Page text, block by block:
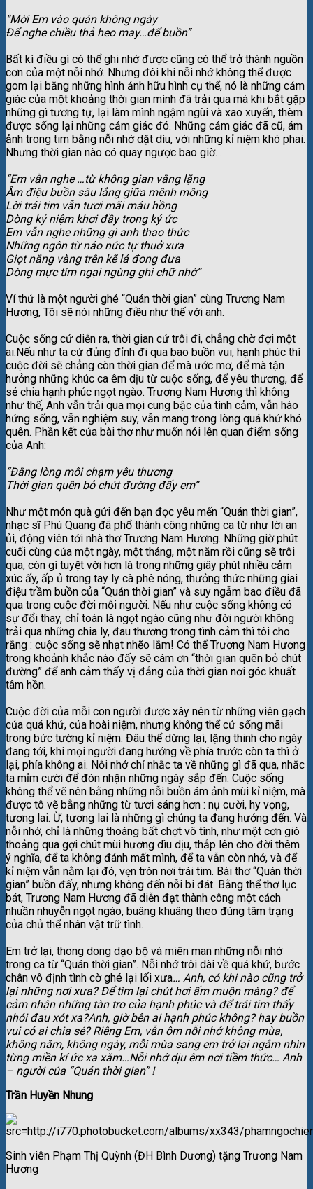
“Mời Em vào quán không ngày
Để nghe chiều thả heo may…để buồn”
Bất kì điều gì có thể ghi nhớ được cũng có thể trở thành nguồn
cơn của một nỗi nhớ. Nhưng đôi khi nỗi nhớ không thể được
gom lại bằng những hình ảnh hữu hình cụ thể, nó là những cảm
giác của một khoảng thời gian mình đã trải qua mà khi bắt gặp
những gì tương tự, lại làm mình ngậm ngùi và xao xuyến, thèm
được sống lại những cảm giác đó. Những cảm giác đã cũ, ám
ảnh trong tim bằng nỗi nhớ dặt dìu, với những kỉ niệm khó phai.
Nhưng thời gian nào có quay ngược bao giờ…
“Em vẫn nghe …từ không gian vắng lặng
Âm điệu buồn sâu lắng giữa mênh mông
Lời trái tim vẫn tươi mãi máu hồng
Dòng kỷ niệm khơi đầy trong ký ức
Em vẫn nghe những gì anh thao thức
Những ngôn từ náo nức tự thuở xưa
Giọt nắng vàng trên kẽ lá đong đưa
Dòng mực tím ngại ngùng ghi chữ nhớ”
Ví thử là một người ghé “Quán thời gian” cùng Trương Nam
Hương, Tôi sẽ nói những điều như thế với anh.
Cuộc sống cứ diễn ra, thời gian cứ trôi đi, chẳng chờ đợi một
ai.Nếu như ta cứ đủng đỉnh đi qua bao buồn vui, hạnh phúc thì
cuộc đời sẽ chẳng còn thời gian để mà ước mơ, để mà tận
hưởng những khúc ca êm dịu từ cuộc sống, để yêu thương, để
sẻ chia hạnh phúc ngọt ngào. Trương Nam Hương thì không
như thế, Anh vẫn trải qua mọi cung bậc của tình cảm, vẫn hào
hứng sống, vẫn nghiệm suy, vẫn mang trong lòng quá khứ khó
quên. Phần kết của bài thơ như muốn nói lên quan điểm sống
của Anh:
“Đắng lòng môi chạm yêu thương
Thời gian quên bỏ chút đường đấy em”
Như một món quà gửi đến bạn đọc yêu mến “Quán thời gian”,
nhạc sĩ Phú Quang đã phổ thành công những ca từ như lời an
ủi, động viên tới nhà thơ Trương Nam Hương. Những giờ phút
cuối cùng của một ngày, một tháng, một năm rồi cũng sẽ trôi
qua, còn gì tuyệt vời hơn là trong những giây phút nhiều cảm
xúc ấy, ấp ủ trong tay ly cà phê nóng, thưởng thức những giai
điệu trầm buồn của “Quán thời gian” và suy ngẫm bao điều đã
qua trong cuộc đời mỗi người. Nếu như cuộc sống không có
sự đổi thay, chỉ toàn là ngọt ngào cũng như đời người không
trải qua những chia ly, đau thương trong tình cảm thì tôi cho
rằng : cuộc sống sẽ nhạt nhẽo lắm! Có thể Trương Nam Hương
trong khoảnh khắc nào đấy sẽ cám ơn “thời gian quên bỏ chút
đường” để anh cảm thấy vị đắng của thời gian nơi góc khuất
tâm hồn.
Cuộc đời của mỗi con người được xây nên từ những viên gạch
của quá khứ, của hoài niệm, nhưng không thể cứ sống mãi
trong bức tường kỉ niệm. Đâu thể dừng lại, lặng thinh cho ngày
đang tới, khi mọi người đang hướng về phía trước còn ta thì ở
lại, phía không ai. Nỗi nhớ chỉ nhắc ta về những gì đã qua, nhắc
ta mỉm cười để đón nhận những ngày sắp đến. Cuộc sống
không thể vẽ nên bằng những nỗi buồn ám ảnh mùi kỉ niệm, mà
được tô vẽ bằng những từ tươi sáng hơn : nụ cười, hy vọng,
tương lai. Ừ, tương lai là những gì chúng ta đang hướng đến. Và
nỗi nhớ, chỉ là những thoáng bất chợt vô tình, như một cơn gió
thoảng qua gợi chút mùi hương dìu dịu, thắp lên cho đời thêm
ý nghĩa, để ta không đánh mất mình, để ta vẫn còn nhớ, và để
kỉ niệm vẫn nằm lại đó, vẹn tròn nơi trái tim. Bài thơ “Quán thời
gian” buồn đấy, nhưng không đến nỗi bi đát. Bằng thể thơ lục
bát, Trương Nam Hương đã diễn đạt thành công một cách
nhuần nhuyễn ngọt ngào, buâng khuâng theo đúng tâm trạng
của chủ thể nhân vật trữ tình.
Em trở lại, thong dong dạo bộ và miên man những nỗi nhớ
trong ca từ “Quán thời gian”. Nỗi nhớ trôi dài về quá khứ, bước
chân vô định tình cờ ghé lại lối xưa… Anh, có khi nào cũng trở
lại những nơi xưa? Để tìm lại chút hơi ấm muộn màng? để
cảm nhận những tàn tro của hạnh phúc và để trái tim thấy
nhói đau xót xa?Anh, giờ bên ai hạnh phúc không? hay buồn
vui có ai chia sẻ? Riêng Em, vẫn ôm nỗi nhớ không mùa,
không năm, không ngày, mỗi mùa sang em trở lại ngắm nhìn
từng miền kí ức xa xăm…Nỗi nhớ dịu êm nơi tiềm thức… Anh
– người của “Quán thời gian” !
Trần Huyền Nhung
Sinh viên Phạm Thị Quỳnh (ĐH Bình Dương) tặng Trương Nam
Hương